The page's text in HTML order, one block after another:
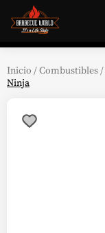
Inicio /Combustibles /
Ninja